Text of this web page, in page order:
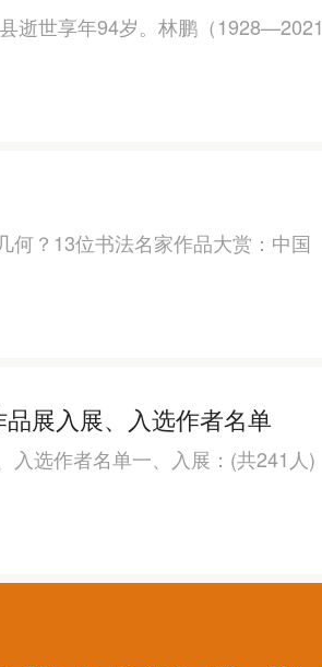
逝世享年94岁。林鹏（1928—2021
何？13位书法名家作品大赏：中国
展入展、入选作者名单
入选作者名单一、入展：(共241人)